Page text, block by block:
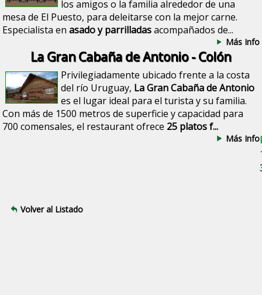
los amigos o la familia alrededor de una
mesa de El Puesto, para deleitarse con la mejor carne.
Especialista enasado y parrilladasacompañados de...
Más Info
La Gran Cabaña de Antonio - Colón
Privilegiadamente ubicado frente a la costa
del río Uruguay, La Gran Cabaña de Antonio
es el lugar ideal para el turista y su familia.
Con más de 1500 metros de superficie y capacidad para
700 comensales, el restaurant ofrece 25 platos f...
Más Info
Volver al Listado